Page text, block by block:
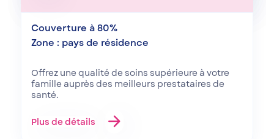
Couverture à 80%
Zone : pays de résidence
Offrez une qualité de soins supérieure à votre
famille auprès des meilleurs prestataires de
santé.
Plus de détails arrow_forward